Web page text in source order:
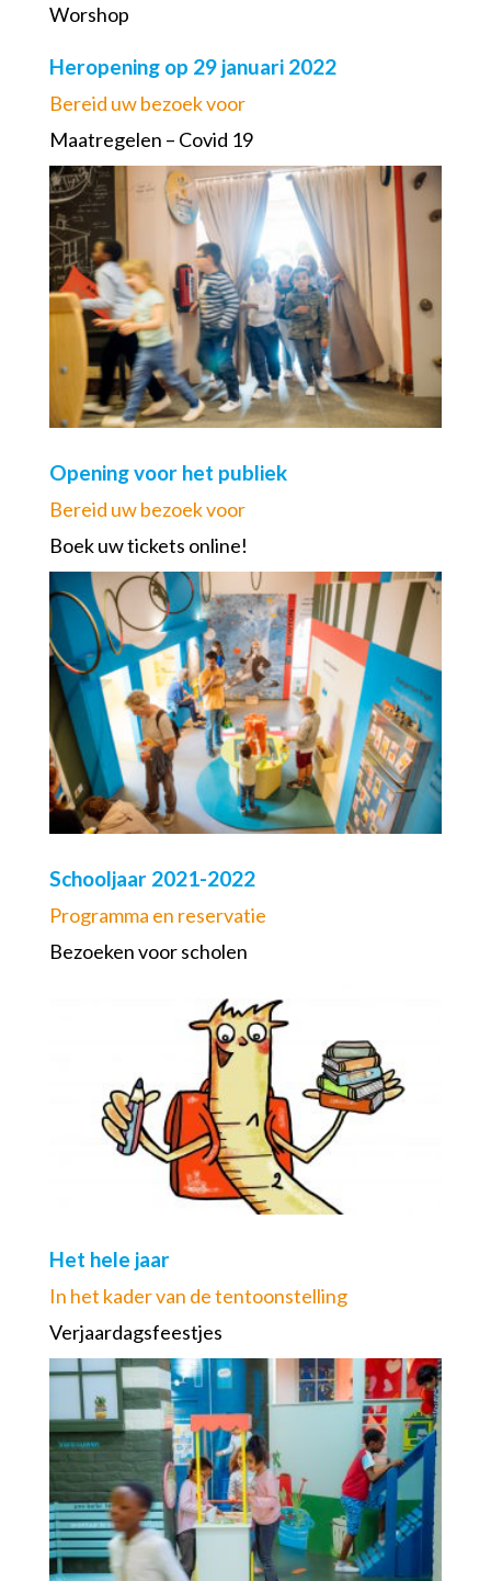
Worshop
Heropening op 29 januari 2022
Bereid uw bezoek voor
Maatregelen – Covid 19
Opening voor het publiek
Bereid uw bezoek voor
Boek uw tickets online!
Schooljaar 2021-2022
Programma en reservatie
Bezoeken voor scholen
Het hele jaar
In het kader van de tentoonstelling
Verjaardagsfeestjes